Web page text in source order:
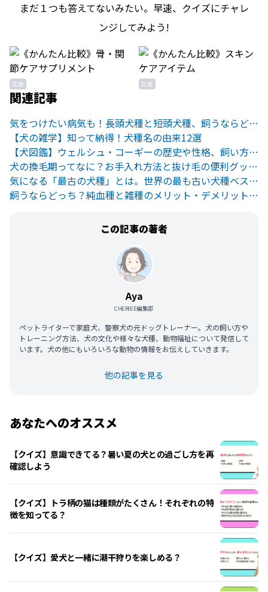
まだ１つも答えてないみたい。早速、クイズにチャレ
ンジしてみよう!
広告 広告
関連記事
気をつけたい病気も！長頭犬種と短頭犬種、飼うならどっち？
【犬の雑学】知って納得！犬種名の由来12選
【犬図鑑】ウェルシュ・コーギーの歴史や性格、飼い方のポイント
犬の換毛期ってなに？お手入れ方法と抜け毛の便利グッズをご紹介
気になる「最古の犬種」とは。世界の最も古い犬種ベスト10
飼うならどっち？純血種と雑種のメリット・デメリットとは
この記事の著者
Aya
CHERIEE編集部
ペットライターで家庭犬、警察犬の元ドッグトレーナー。犬の飼い方や
トレーニング方法、犬の文化や様々な犬種、動物福祉について発信して
います。犬の他にもいろいろな動物の情報をお伝えしていきます。
他の記事を見る
あなたへのオススメ
【クイズ】意識できてる？暑い夏の犬との過ごし方を再
確認しよう
【クイズ】トラ柄の猫は種類がたくさん！それぞれの特
徴を知ってる？
【クイズ】愛犬と一緒に潮干狩りを楽しめる？